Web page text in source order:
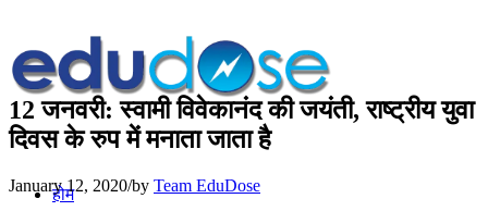
होम
12 जनवरी: स्वामी विवेकानंद की जयंती, राष्ट्रीय युवा
दिवस के रुप में मनाता जाता है
January 12, 2020/by Team EduDose